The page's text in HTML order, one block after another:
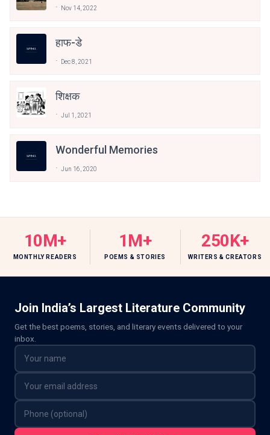
Nov 14, 2022
हाफ-डे
Dec 8, 2021
शिक्षक
Jul 1, 2021
Wonderful Memories
Jun 16, 2020
10M+
MONTHLY READERS
1M+
POEMS & STORIES
250K+
WRITERS & CREATORS
Join India’s Largest Literature Community
Get the best poems, stories, and literary events delivered to your
inbox.